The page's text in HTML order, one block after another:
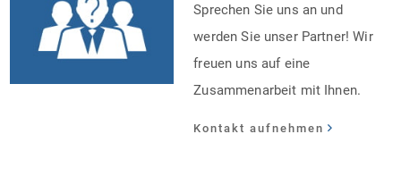
Sprechen Sie uns an und
werden Sie unser Partner! Wir
freuen uns auf eine
Zusammenarbeit mit Ihnen.
Kontakt aufnehmen